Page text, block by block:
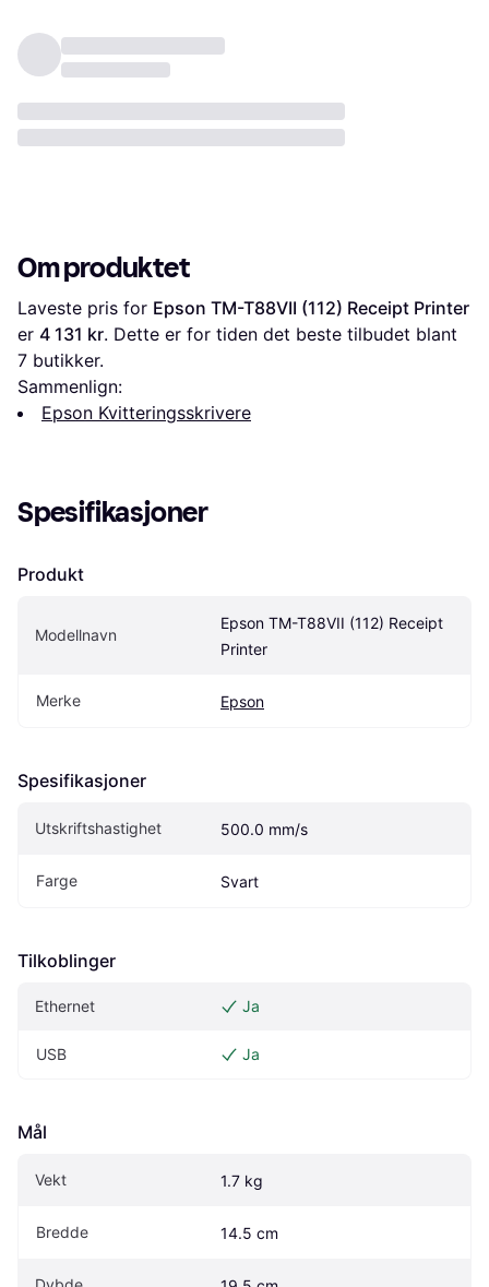
Om produktet
Laveste pris for Epson TM-T88VII (112) Receipt Printer
er 4 131 kr
7 butikker.
Sammenlign:
Epson Kvitteringsskrivere
Spesifikasjoner
Produkt
Modellnavn
Epson TM-T88VII (112) Receipt
Printer
Merke Epson
Spesifikasjoner
Utskriftshastighet 500.0 mm/s
Farge Svart
Tilkoblinger
Ethernet Ja
USB Ja
Mål
Vekt 1.7 kg
Bredde 14.5 cm